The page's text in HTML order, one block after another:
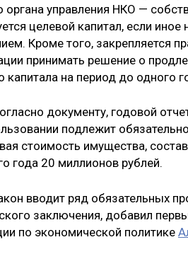
управления НКО —
целевой капитал, если
Кроме того, закрепляется
принимать решение о
капитала на период до одного
документу, годовой
подлежит
стоимость имущества,
года 20 миллионов рублей.
вводит ряд обязательных
заключения, добавил
по экономической политике